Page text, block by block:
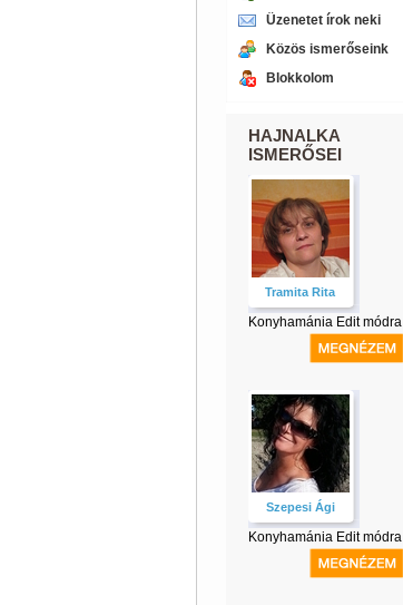
Üzenetet írok neki
Közös ismerőseink
Blokkolom
HAJNALKA
ISMERŐSEI
Tramita Rita
Konyhamánia Edit módra
Szepesi Ági
Konyhamánia Edit módra